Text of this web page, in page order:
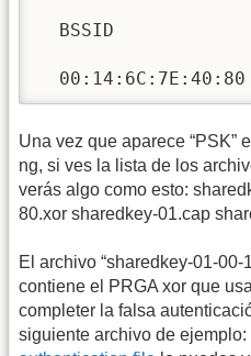
BSSID
Una vez que aparece “PSK”
ng, si ves la lista de los
verás algo como esto:
80.xor sharedkey-01.cap
El archivo “sharedkey-01-00-
contiene el PRGA xor que
completer la falsa
siguiente archivo de ejemplo: